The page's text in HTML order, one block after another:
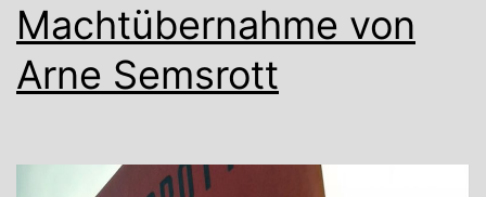
Machtübernahme von
Arne Semsrott